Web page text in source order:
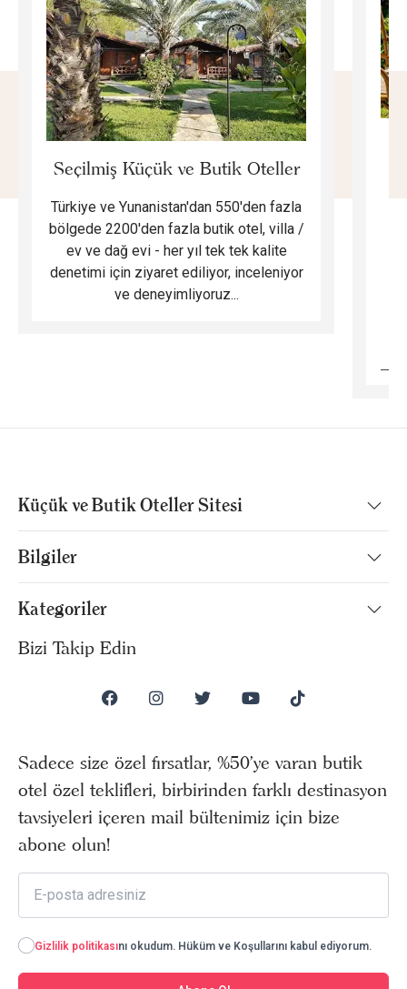
Seçilmiş Küçük ve Butik Oteller
Türkiye ve Yunanistan'dan 550'den fazla
bölgede 2200'den fazla butik otel, villa /
ev ve dağ evi - her yıl tek tek kalite
denetimi için ziyaret ediliyor, inceleniyor
ve deneyimliyoruz...
Küçük ve Butik Oteller Sitesi
Bilgiler
Kategoriler
Bizi Takip Edin
Sadece size özel fırsatlar, %50’ye varan butik
otel özel teklifleri, birbirinden farklı destinasyon
tavsiyeleri içeren mail bültenimiz için bize
abone olun!
Gizlilik politikasını okudum. Hüküm ve Koşullarını kabul ediyorum.